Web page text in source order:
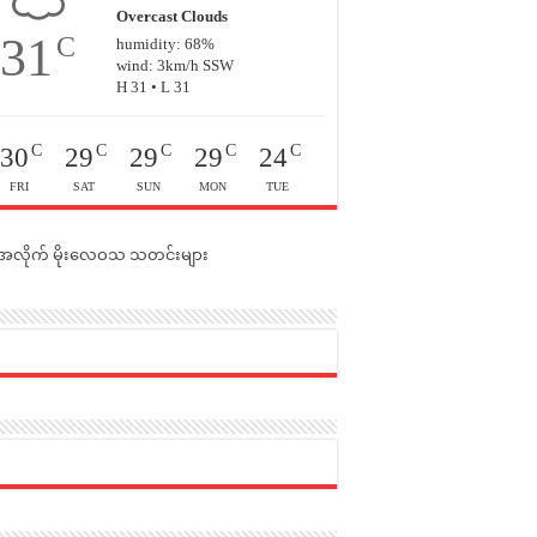
31 C
Overcast Clouds
humidity: 68%
wind: 3km/h SSW
H 31 • L 31
30 C
FRI
29 C
SAT
29 C
SUN
29 C
MON
24C
TUE
လိုက် မိုးလေဝသ သတင်းများ